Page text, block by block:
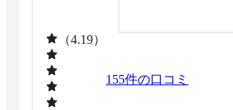
（4.19）
155件の口コミ